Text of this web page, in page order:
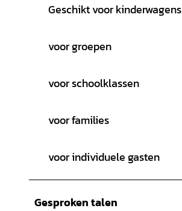
Geschikt voor kinderwagens
voor groepen
voor schoolklassen
voor families
voor individuele gasten
Gesproken talen